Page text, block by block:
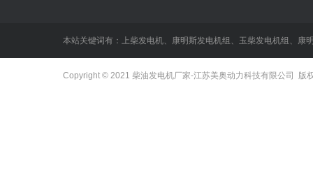
本站关键词有： 上柴发电机、 康明斯发电机组 、 玉柴发电机组 、 康
Copyright © 2021 柴油发电机厂家-江苏美奥动力科技有限公司 版